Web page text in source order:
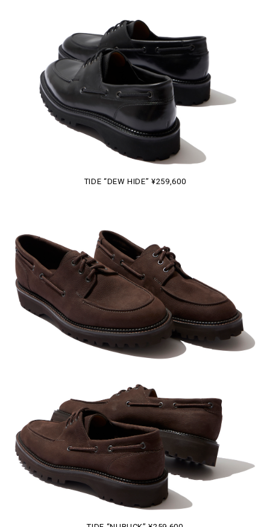
TIDE “DEW HIDE” ¥259,600